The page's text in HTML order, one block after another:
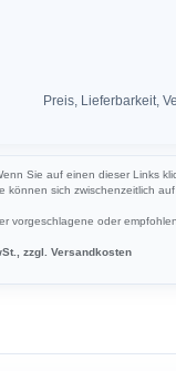
Preis, Lieferbarkeit,
Sie auf einen dieser Links
können sich zwischenzeitlich
vorgeschlagene oder
zzgl. Versandkosten